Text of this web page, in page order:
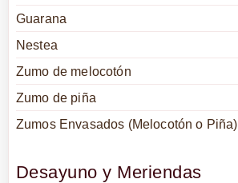
Guarana
Nestea
Zumo de melocotón
Zumo de piña
Zumos Envasados (Melocotón o Piña)
Desayuno y Meriendas